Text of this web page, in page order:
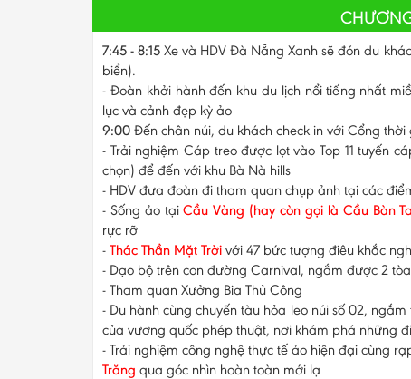
7:45 - 8:15 Xe và HDV Đà Nẵng Xanh sẽ đón du
biển).
- Đoàn khởi hành đến khu du lịch nổi tiếng nhất
lục và cảnh đẹp kỳ ảo
9:00 Đến chân núi, du khách check in với Cổng
- Trải nghiệm Cáp treo được lọt vào Top 11 tuyến
chọn) để đến với khu Bà Nà hills
- HDV đưa đoàn đi tham quan chụp ảnh tại các
- Sống ảo tạiCầu Vàng (hay còn gọi là Cầu Bàn
rực rỡ
- Thác Thần Mặt Trời với 47 bức tượng điêu khắc
- Dạo bộ trên con đường Carnival, ngắm được 2
- Tham quan Xưởng Bia Thủ Công
- Du hành cùng chuyến tàu hỏa leo núi số 02,
của vương quốc phép thuật, nơi khám phá những
- Trải nghiệm công nghệ thực tế ảo hiện đại cùng
Trăng qua góc nhìn hoàn toàn mới lạ